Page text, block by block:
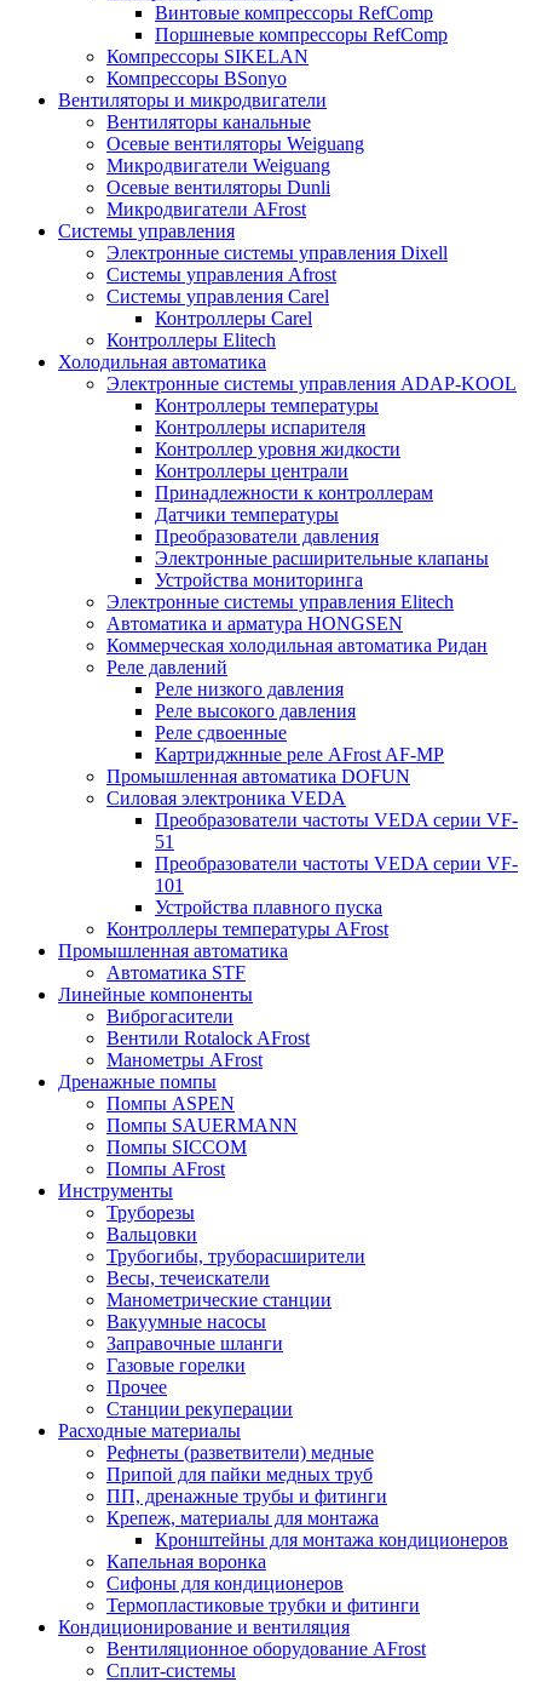
Винтовые компрессоры RefComp
Поршневые компрессоры RefComp
Компрессоры SIKELAN
Компрессоры BSonyo
Вентиляторы и микродвигатели
Вентиляторы канальные
Осевые вентиляторы Weiguang
Микродвигатели Weiguang
Осевые вентиляторы Dunli
Микродвигатели AFrost
Системы управления
Электронные системы управления Dixell
Системы управления Afrost
Системы управления Carel
Контроллеры Carel
Контроллеры Elitech
Холодильная автоматика
Электронные системы управления ADAP-KOOL
Контроллеры температуры
Контроллеры испарителя
Контроллер уровня жидкости
Контроллеры централи
Принадлежности к контроллерам
Датчики температуры
Преобразователи давления
Электронные расширительные клапаны
Устройства мониторинга
Электронные системы управления Elitech
Автоматика и арматура HONGSEN
Коммерческая холодильная автоматика Ридан
Реле давлений
Реле низкого давления
Реле высокого давления
Реле сдвоенные
Картриджнные реле AFrost AF-MP
Промышленная автоматика DOFUN
Силовая электроника VEDA
Преобразователи частоты VEDA серии VF-
51
Преобразователи частоты VEDA серии VF-
101
Устройства плавного пуска
Контроллеры температуры AFrost
Промышленная автоматика
Автоматика STF
Линейные компоненты
Виброгасители
Вентили Rotalock AFrost
Манометры AFrost
Дренажные помпы
Помпы ASPEN
Помпы SAUERMANN
Помпы SICCOM
Помпы AFrost
Инструменты
Труборезы
Вальцовки
Трубогибы, труборасширители
Весы, течеискатели
Манометрические станции
Вакуумные насосы
Заправочные шланги
Газовые горелки
Прочее
Станции рекуперации
Расходные материалы
Рефнеты (разветвители) медные
Припой для пайки медных труб
ПП, дренажные трубы и фитинги
Крепеж, материалы для монтажа
Кронштейны для монтажа кондиционеров
Капельная воронка
Сифоны для кондиционеров
Термопластиковые трубки и фитинги
Кондиционирование и вентиляция
Вентиляционное оборудование AFrost
Сплит-системы